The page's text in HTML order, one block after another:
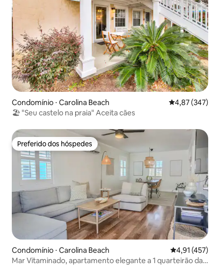
Condomínio ⋅ Carolina Beach 4,87 de uma
4,87 (347)
🏖 "Seu castelo na praia" Aceita cães
Preferido dos hóspedes
Preferido dos hóspedes
Condomínio ⋅ Carolina Beach 4,91 de uma
4,91 (457)
Mar Vitaminado, apartamento elegante a 1 quarteirão da